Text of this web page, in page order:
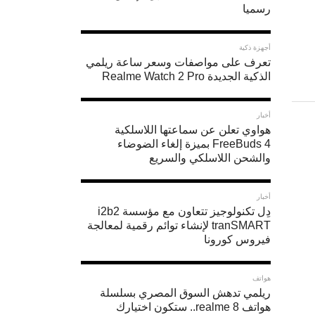
رسميا
أجهزة ذكية
تعرف على مواصفات وسعر ساعة ريلمي
الذكية الجديدة Realme Watch 2 Pro
أخبار
هواوي تعلن عن سماعتها اللاسلكية
FreeBuds 4 بميزة إلغاء الضوضاء
والشحن اللاسلكي والسريع
أخبار
دِل تكنولوجيز تتعاون مع مؤسسة i2b2
tranSMART لإنشاء توائم رقمية لمعالجة
فيروس كورونا
هواتف
ريلمي تدهش السوق المصري بسلسلة
هواتف realme 8.. ستكون اختيارك